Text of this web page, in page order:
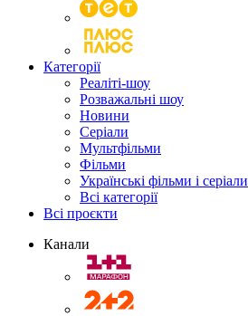
Категорії
Реаліті-шоу
Розважальні шоу
Новини
Серіали
Мультфільми
Фільми
Українські фільми і серіали
Всі категорії
Всі проєкти
Канали